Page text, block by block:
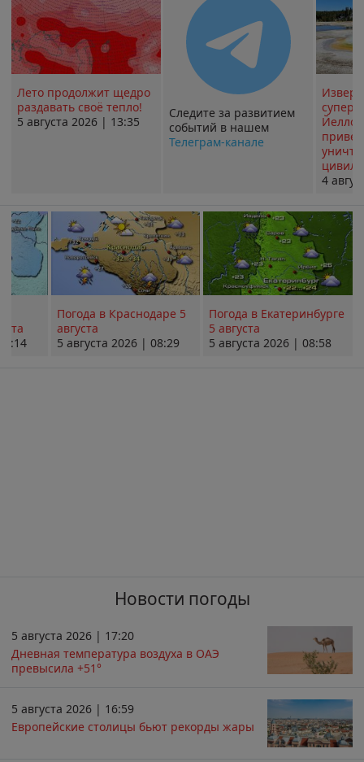
Лето продолжит щедро
раздавать своё тепло!
5 августа 2026 | 13:35
Следите за развитием
событий в нашем
Телеграм-канале
4
Погода в Краснодаре 5
августа
5 августа 2026 | 08:29
Погода в Екатеринбурге
5 августа
5 августа 2026 | 08:58
Новости погоды
5 августа 2026 | 17:20
Дневная температура воздуха в ОАЭ
превысила +51°
5 августа 2026 | 16:59
Европейские столицы бьют рекорды жары